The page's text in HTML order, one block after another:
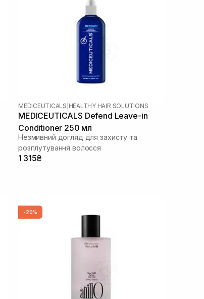
MEDICEUTICALS HEALTHY HAIR SOLUTIONS
MEDICEUTICALS Defend Leave-in
Conditioner 250 мл
Незмивний догляд для захисту та
розплутування волосся
1 315₴
-20%